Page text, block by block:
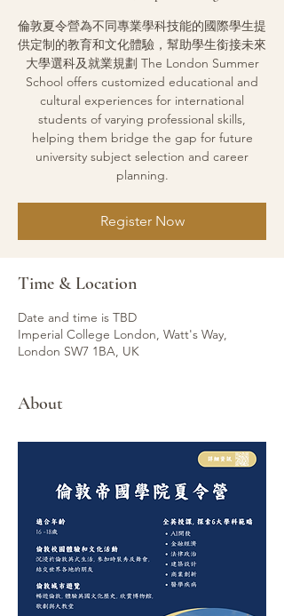
倫敦夏令營為不同專業學科技能的國際學生提
供定制的教育和文化體驗，幫助學生銜接未來
大學選科及就業規劃 The London Summer
School offers customized educational and
cultural experiences for international
students of varying professional skills,
helping them bridge the gap for future
university subject selection and career
planning.
Register Now
Time & Location
Date and time is TBD
Imperial College London, Watt's Way,
London SW7 1BA, UK
About